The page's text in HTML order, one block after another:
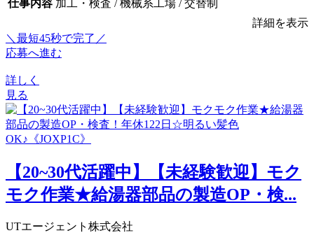
仕事内容 加工・検査 / 機械系工場 / 交替制
詳細を表示
＼最短45秒で完了／
応募へ進む
詳しく
見る
【20~30代活躍中】【未経験歓迎】モク
モク作業★給湯器部品の製造OP・検...
UTエージェント株式会社